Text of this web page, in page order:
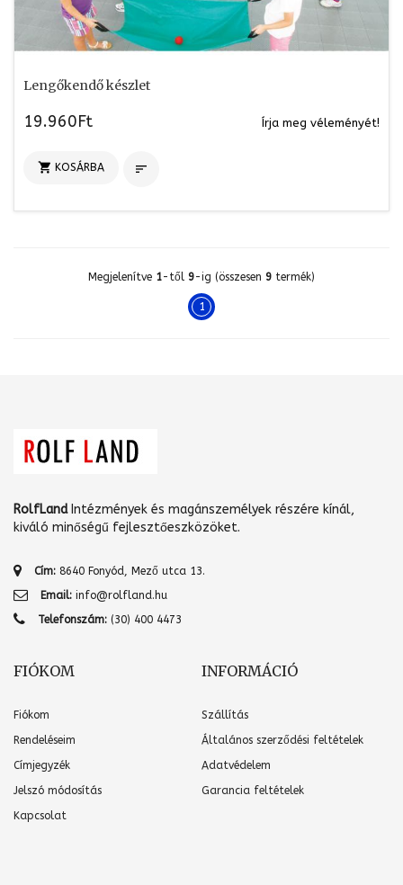
Lengőkendő készlet
19.960Ft Írja meg véleményét!
 KOSÁRBA 
Megjelenítve 1-től 9-ig (összesen 9 termék)
1
RolfLandIntézmények és magánszemélyek részére kínál,
kiváló minőségű fejlesztőeszközöket.
Cím: 8640 Fonyód, Mező utca 13.
Email: info@rolfland.hu
Telefonszám: (30) 400 4473
FIÓKOM
Fiókom
Rendeléseim
Címjegyzék
Jelszó módosítás
Kapcsolat
INFORMÁCIÓ
Szállítás
Általános szerződési feltételek
Adatvédelem
Garancia feltételek